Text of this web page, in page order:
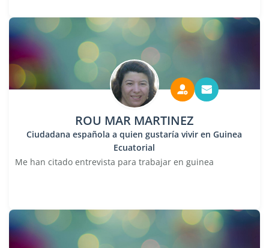
ROU MAR MARTINEZ
Ciudadana española a quien gustaría vivir en Guinea
Ecuatorial
Me han citado entrevista para trabajar en guinea